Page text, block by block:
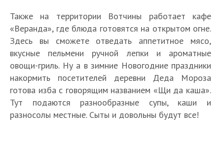
Также на территории Вотчины работает кафе
«Веранда», где блюда готовятся на открытом огне.
Здесь вы сможете отведать аппетитное мясо,
вкусные пельмени ручной лепки и ароматные
овощи-гриль. Ну а в зимние Новогодние праздники
накормить посетителей деревни Деда Мороза
готова изба с говорящим названием «Щи да каша».
Тут подаются разнообразные супы, каши и
разносолы местные. Сыты и довольны будут все!